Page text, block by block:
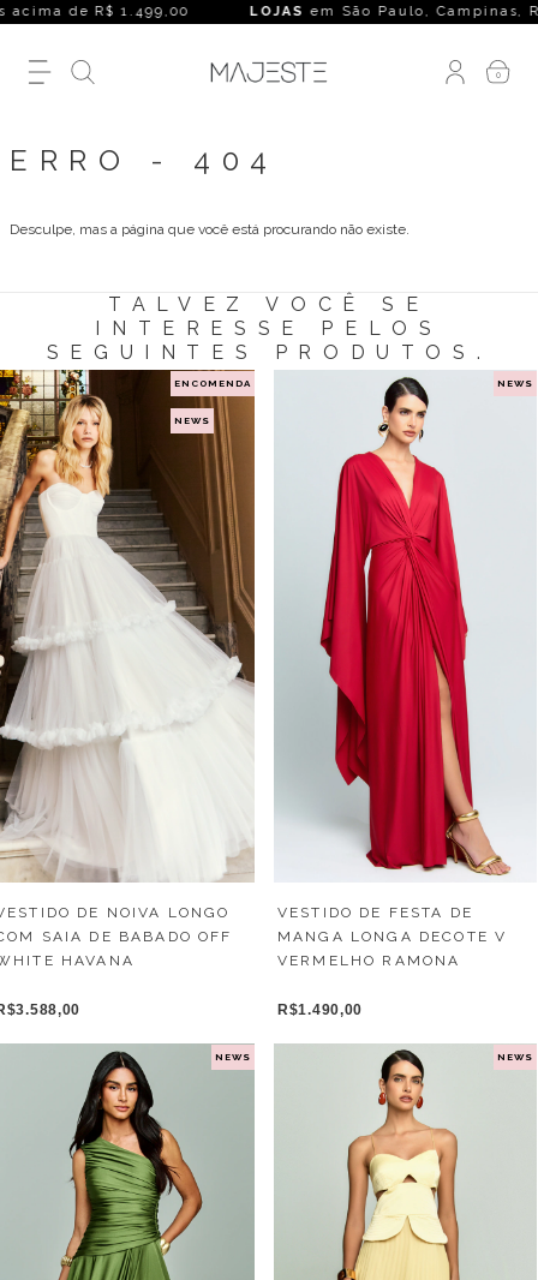
de R$ 1.499,00 LOJASem São Paulo, Campinas,
0
ERRO - 404
Desculpe, mas a página que você está procurando não existe.
TALVEZ VOCÊ SE
INTERESSE PELOS
SEGUINTES PRODUTOS.
ENCOMENDA
NEWS
DE NOIVA LONGO
SAIA DE BABADO OFF
HAVANA
NEWS
VESTIDO DE FESTA DE
MANGA LONGA DECOTE V
VERMELHO RAMONA
R$1.490,00
NEWS NEWS